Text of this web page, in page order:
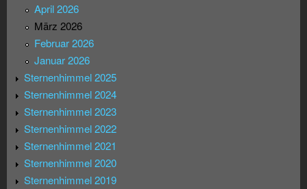
April 2026
März 2026
Februar 2026
Januar 2026
Sternenhimmel 2025
Sternenhimmel 2024
Sternenhimmel 2023
Sternenhimmel 2022
Sternenhimmel 2021
Sternenhimmel 2020
Sternenhimmel 2019